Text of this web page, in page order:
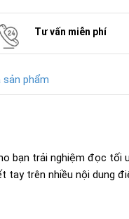
Tư vấn miễn phí
sản phẩm
bạn trải nghiệm đọc tối
tay trên nhiều nội dung